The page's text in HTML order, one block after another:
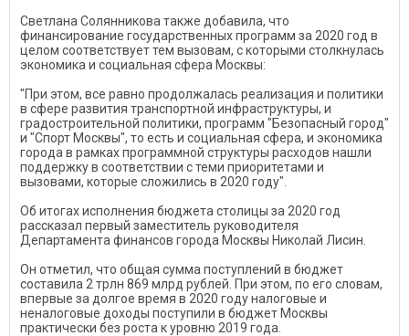
Светлана Солянникова также добавила, что
финансирование государственных программ за 2020 год в
целом соответствует тем вызовам, с которыми столкнулась
экономика и социальная сфера Москвы:
"При этом, все равно продолжалась реализация и политики
в сфере развития транспортной инфраструктуры, и
градостроительной политики, программ "Безопасный город"
и "Спорт Москвы", то есть и социальная сфера, и экономика
города в рамках программной структуры расходов нашли
поддержку в соответствии с теми приоритетами и
вызовами, которые сложились в 2020 году".
Об итогах исполнения бюджета столицы за 2020 год
рассказал первый заместитель руководителя
Департамента финансов города Москвы Николай Лисин.
Он отметил, что общая сумма поступлений в бюджет
составила 2 трлн 869 млрд рублей. При этом, по его словам,
впервые за долгое время в 2020 году налоговые и
неналоговые доходы поступили в бюджет Москвы
практически без роста к уровню 2019 года.